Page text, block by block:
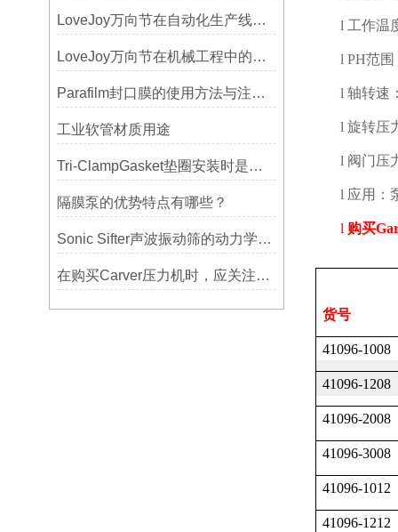
LoveJoy万向节在自动化生产线中的核心作用
LoveJoy万向节在机械工程中的重要性
Parafilm封口膜的使用方法与注意事项
工业软管材质用途
Tri-ClampGasket垫圈安装时是否需要涂抹润滑剂或密封脂？
隔膜泵的优势特点有哪些？
Sonic Sifter声波振动筛的动力学模拟与性能分析
在购买Carver压力机时，应关注哪些性能指标？
l 工作温
l PH范围
l 轴转速
l 旋转压
l 阀门压
l 应用：
l 购买
货号
41096-1008
41096-1208
41096-2008
41096-3008
41096-1012
41096-1212